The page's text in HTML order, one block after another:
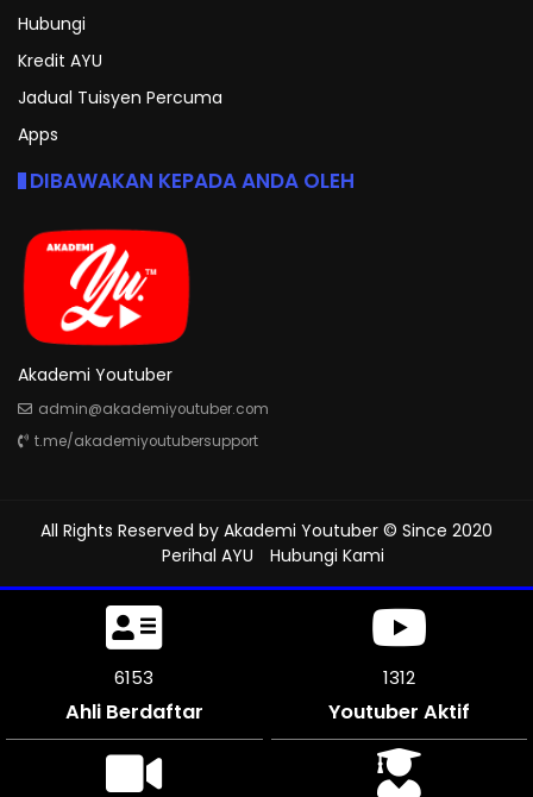
Hubungi
Kredit AYU
Jadual Tuisyen Percuma
Apps
DIBAWAKAN KEPADA ANDA OLEH
Akademi Youtuber
admin@akademiyoutuber.com
t.me/akademiyoutubersupport
All Rights Reserved by Akademi Youtuber © Since 2020
Perihal AYU
Hubungi Kami
6501
Ahli Berdaftar
1312
Youtuber Aktif